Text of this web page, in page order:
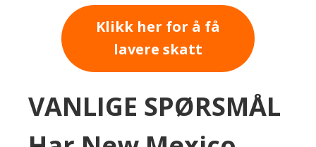
Klikk her for å få
lavere skatt
VANLIGE SPØRSMÅL